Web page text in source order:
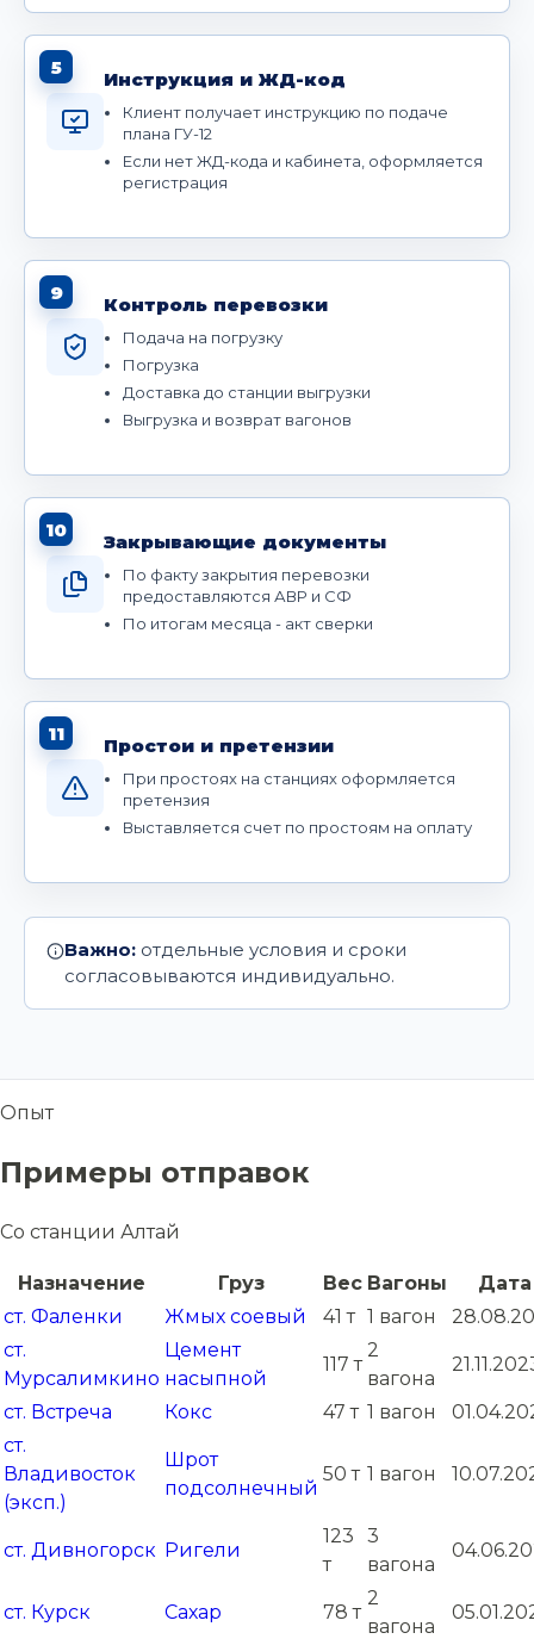
5
Инструкция и ЖД-код
Клиент получает инструкцию по подаче
плана ГУ-12
Если нет ЖД-кода и кабинета, оформляется
регистрация
9
Контроль перевозки
Подача на погрузку
Погрузка
Доставка до станции выгрузки
Выгрузка и возврат вагонов
10
Закрывающие документы
По факту закрытия перевозки
предоставляются АВР и СФ
По итогам месяца - акт сверки
11
Простои и претензии
При простоях на станциях оформляется
претензия
Выставляется счет по простоям на оплату
Важно: отдельные условия и сроки
согласовываются индивидуально.
Опыт
Примеры отправок
Со станции Алтай
Назначение Груз Вес Вагоны
Дата
ст. Фаленки
Жмых соевый 41 т 1 вагон
ст.
Мурсалимкино
Цемент
насыпной
117 т
2
вагона
ст. Встреча Кокс 47 т 1 вагон
ст.
Владивосток
(эксп.)
Шрот
подсолнечный
50 т 1 вагон
ст. Дивногорск Ригели
123
т
3
вагона
ст. Курск Сахар 78 т
2
вагона